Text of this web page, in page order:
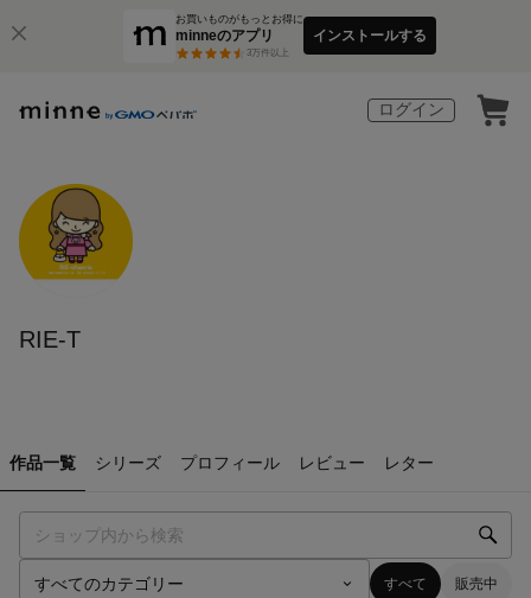
お買いものがもっとお得に
minneのアプリ
3万件以上
インストールする
ログイン
RIE-T
作品一覧 シリーズ プロフィール レビュー レター
すべて 販売中